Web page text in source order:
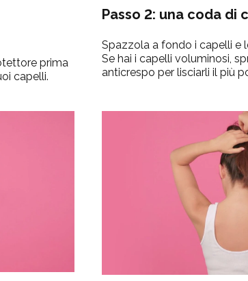
prima
capelli.
Passo 2: una coda di
Spazzola a fondo i capelli e
Se hai i capelli voluminosi,
anticrespo per lisciarli il più